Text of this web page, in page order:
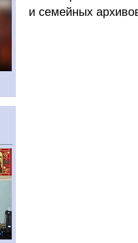
и семейных